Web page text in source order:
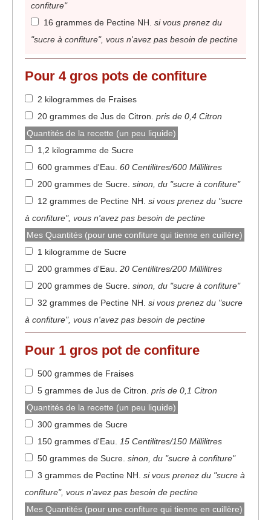
confiture"
16 grammes de Pectine NH si vous prenez du
"sucre à confiture", vous n'avez pas besoin de pectine
Pour 4 gros pots de confiture
2 kilogrammes de Fraises
20 grammes de Jus de Citron pris de 0,4 Citron
Quantités de la recette (un peu liquide)
1,2 kilogramme de Sucre
600 grammes d'Eau 60 Centilitres/600 Millilitres
200 grammes de Sucre sinon, du "sucre à confiture"
12 grammes de Pectine NH si vous prenez du "sucre
à confiture", vous n'avez pas besoin de pectine
Mes Quantités (pour une confiture qui tienne en cuillère)
1 kilogramme de Sucre
200 grammes d'Eau 20 Centilitres/200 Millilitres
200 grammes de Sucre sinon, du "sucre à confiture"
32 grammes de Pectine NH si vous prenez du "sucre
à confiture", vous n'avez pas besoin de pectine
Pour 1 gros pot de confiture
500 grammes de Fraises
5 grammes de Jus de Citron pris de 0,1 Citron
Quantités de la recette (un peu liquide)
300 grammes de Sucre
150 grammes d'Eau
15 Centilitres/150 Millilitres
50 grammes de Sucre sinon, du "sucre à confiture"
3 grammes de Pectine NH si vous prenez du "sucre à
confiture", vous n'avez pas besoin de pectine
Mes Quantités (pour une confiture qui tienne en cuillère)